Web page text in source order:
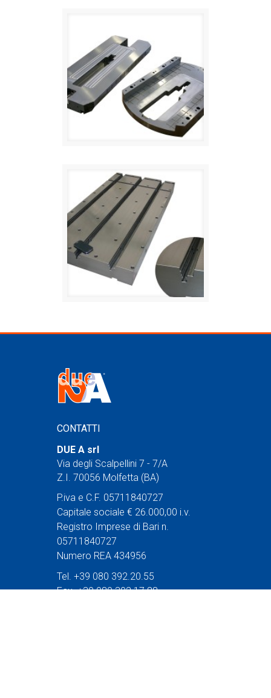
CONTATTI
DUE A srl
Via degli Scalpellini 7 - 7/A
Z.I. 70056 Molfetta (BA)
P.iva e C.F. 05711840727
Capitale sociale € 26.000,00 i.v.
Registro Imprese di Bari n.
05711840727
Numero REA 434956
Tel. +39 080 392.20.55
Fax. +39 080 392.17.88